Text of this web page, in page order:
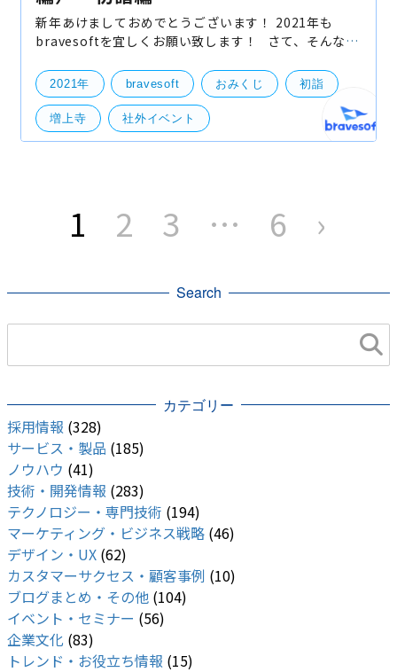
新年あけましておめでとうございます！ 2021年も
bravesoftを宜しくお願い致します！ さて、そんな感
始致しましたが昨年に引き続き、今年も年始は初詣を
2021年 bravesoft おみくじ 初詣
増上寺 社外イベント
り
1 2 3 … 6 ›
Search
カテゴリー
採用情報 (328)
サービス・製品 (185)
ノウハウ (41)
技術・開発情報 (283)
テクノロジー・専門技術 (194)
マーケティング・ビジネス戦略 (46)
デザイン・UX (62)
カスタマーサクセス・顧客事例 (10)
ブログまとめ・その他 (104)
イベント・セミナー (56)
企業文化 (83)
トレンド・お役立ち情報 (15)